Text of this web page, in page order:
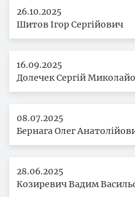
26.10.2025
Шитов Ігор Сергійович
16.09.2025
Долечек Сергій
08.07.2025
Бернага Олег
28.06.2025
Козиревич Вадим